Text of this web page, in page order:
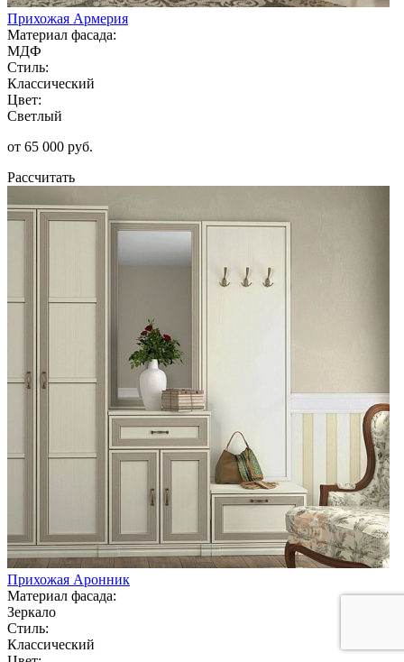
Прихожая Армерия
Материал фасада:
МДФ
Стиль:
Классический
Цвет:
Светлый
от 65 000 руб.
Рассчитать
Прихожая Аронник
Материал фасада:
Зеркало
Стиль:
Классический